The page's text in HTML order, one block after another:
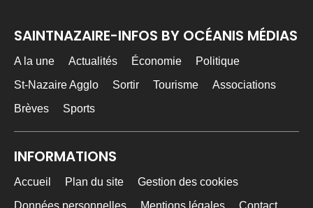
plusieurs vols et tentatives d’escroquerie
impliquant de faux agents. Conseils pour
éviter les pièges.
nantes-infos.fr
projet de CRA de Nantes
SAINTNAZAIRE-INFOS BY OCÉANIS MÉDIAS
A la une Actualités Économie
Politique
St-Nazaire Agglo
Sortir Tourisme
Associations
Brèves
Sports
INFORMATIONS
Accueil Plan du site
Gestion des cookies
Données personnelles
Mentions légales Contact